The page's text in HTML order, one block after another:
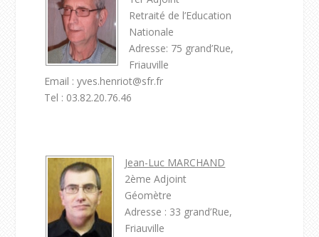
Retraité de l’Education
Nationale
Adresse: 75 grand’Rue,
Friauville
Email : yves.henriot@sfr.fr
Tel : 03.82.20.76.46
Jean-Luc MARCHAND
2ème Adjoint
Géomètre
Adresse : 33 grand’Rue,
Friauville